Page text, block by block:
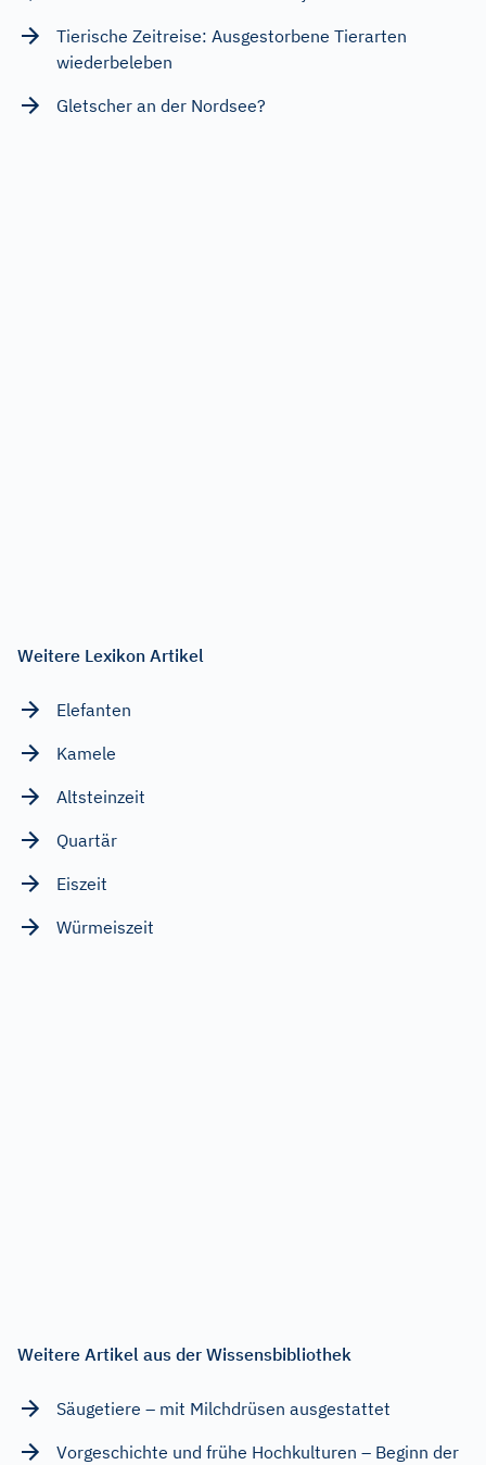
Tierische Zeitreise: Ausgestorbene Tierarten
wiederbeleben
Gletscher an der Nordsee?
Weitere Lexikon Artikel
Elefanten
Kamele
Altsteinzeit
Quartär
Eiszeit
Würmeiszeit
Weitere Artikel aus der Wissensbibliothek
Säugetiere – mit Milchdrüsen ausgestattet
Vorgeschichte und frühe Hochkulturen – Beginn der